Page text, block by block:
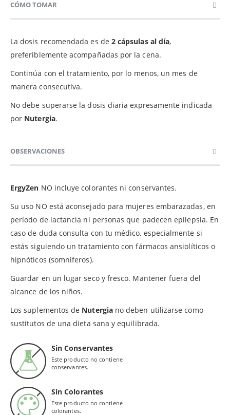
CÓMO TOMAR
La dosis recomendada es de 2 cápsulas al día,
preferiblemente acompañadas por la cena.
Continúa con el tratamiento, por lo menos, un mes de
manera consecutiva.
No debe superarse la dosis diaria expresamente indicada
por Nutergia.
OBSERVACIONES
ErgyZen NO incluye colorantes ni conservantes.
Su uso NO está aconsejado para mujeres embarazadas, en
período de lactancia ni personas que padecen epilepsia. En
caso de duda consulta con tu médico, especialmente si
estás siguiendo un tratamiento con fármacos ansiolíticos o
hipnóticos (somniferos).
Guardar en un lugar seco y fresco. Mantener fuera del
alcance de los niños.
Los suplementos de Nutergiano deben utilizarse como
sustitutos de una dieta sana y equilibrada.
Sin Conservantes
Este producto no contiene
conservantes.
Sin Colorantes
Este producto no contiene
colorantes.